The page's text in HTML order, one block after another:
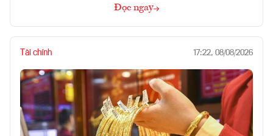
Đọc ngay
Tài chính 17:22, 08/08/2026